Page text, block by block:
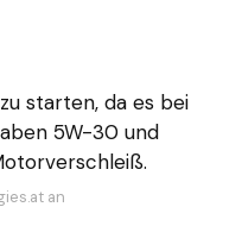
starten, da es bei
5W-30 und
an